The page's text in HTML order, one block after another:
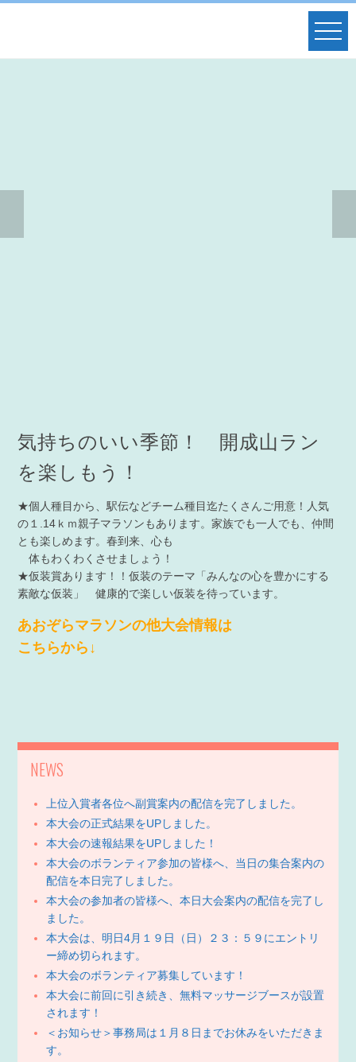
気持ちのいい季節！ 開成山ラン
を楽しもう！
★個人種目から、駅伝などチーム種目迄たくさんご用意！人気
の１.14ｋｍ親子マラソンもあります。家族でも一人でも、仲間
とも楽しめます。春到来、心も
体もわくわくさせましょう！
★仮装賞あります！！仮装のテーマ「みんなの心を豊かにする
素敵な仮装」 健康的で楽しい仮装を待っています。
あおぞらマラソンの他大会情報は
こちらから↓
NEWS
上位入賞者各位へ副賞案内の配信を完了しました。
本大会の正式結果をUPしました。
本大会の速報結果をUPしました！
本大会のボランティア参加の皆様へ、当日の集合案内の
配信を本日完了しました。
本大会の参加者の皆様へ、本日大会案内の配信を完了し
ました。
本大会は、明日4月１９日（日）２３：５９にエントリ
ー締め切られます。
本大会のボランティア募集しています！
本大会に前回に引き続き、無料マッサージブースが設置
されます！
＜お知らせ＞事務局は１月８日までお休みをいただきま
す。